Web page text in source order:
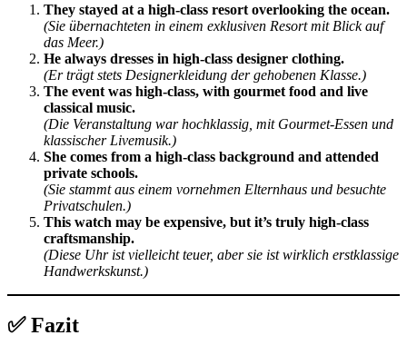
They stayed at a high-class resort overlooking the ocean.
(Sie übernachteten in einem exklusiven Resort mit Blick auf
das Meer.)
He always dresses in high-class designer clothing.
(Er trägt stets Designerkleidung der gehobenen Klasse.)
The event was high-class, with gourmet food and live
classical music.
(Die Veranstaltung war hochklassig, mit Gourmet-Essen und
klassischer Livemusik.)
She comes from a high-class background and attended
private schools.
(Sie stammt aus einem vornehmen Elternhaus und besuchte
Privatschulen.)
This watch may be expensive, but it’s truly high-class
craftsmanship.
(Diese Uhr ist vielleicht teuer, aber sie ist wirklich erstklassige
Handwerkskunst.)
✅ Fazit